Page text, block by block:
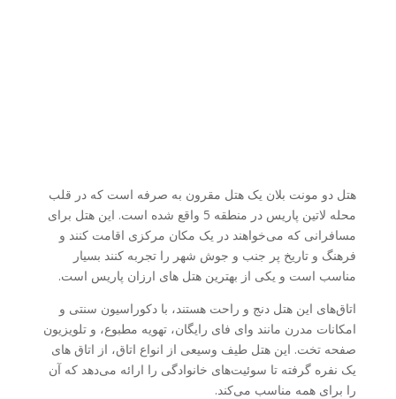
هتل دو مونت بلان یک هتل مقرون به صرفه است که در قلب
محله لاتین پاریس در منطقه 5 واقع شده است. این هتل برای
مسافرانی که می‌خواهند در یک مکان مرکزی اقامت کنند و
فرهنگ و تاریخ پر جنب و جوش شهر را تجربه کنند بسیار
مناسب است و یکی از بهترین هتل های ارزان پاریس است.
اتاق‌های این هتل دنج و راحت هستند، با دکوراسیون سنتی و
امکانات مدرن مانند وای فای رایگان، تهویه مطبوع، و تلویزیون
صفحه تخت. این هتل طیف وسیعی از انواع اتاق، از اتاق های
یک نفره گرفته تا سوئیت‌های خانوادگی را ارائه می‌دهد که آن
را برای همه مناسب می‌کند.